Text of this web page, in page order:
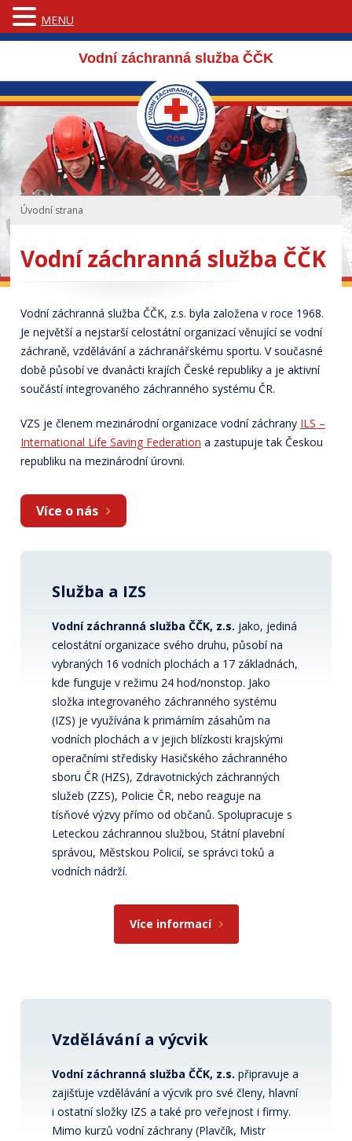
Vodní záchranná služba ČČK
Úvodní strana
Vodní záchranná služba ČČK
Vodní záchranná služba ČČK, z.s. byla založena v roce 1968.
Je největší a nejstarší celostátní organizací věnující se vodní
záchraně, vzdělávání a záchranářskému sportu. V současné
době působí ve dvanácti krajích České republiky a je aktivní
součástí integrovaného záchranného systému ČR.
VZS je členem mezinárodní organizace vodní záchrany ILS –
International Life Saving Federation a zastupuje tak Českou
republiku na mezinárodní úrovni.
Více o nás
Služba a IZS
Vodní záchranná služba ČČK, z.s. jako, jediná
celostátní organizace svého druhu, působí na
vybraných 16 vodních plochách a 17 základnách,
kde funguje v režimu 24 hod/nonstop. Jako
složka integrovaného záchranného systému
(IZS) je využívána k primárním zásahům na
vodních plochách a v jejich blízkosti krajskými
operačními středisky Hasičského záchranného
sboru ČR (HZS), Zdravotnických záchranných
služeb (ZZS), Policie ČR, nebo reaguje na
tísňové výzvy přímo od občanů. Spolupracuje s
Leteckou záchrannou službou, Státní plavební
správou, Městskou Policií, se správci toků a
vodních nádrží.
Více informací
Vzdělávání a výcvik
Vodní záchranná služba ČČK, z.s. připravuje a
zajišťuje vzdělávání a výcvik pro své členy, hlavní
i ostatní složky IZS a také pro veřejnost i firmy.
Mimo kurzů vodní záchrany (Plavčík, Mistr
MENU